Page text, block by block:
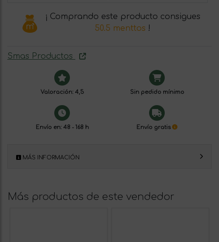
¡ Comprando este producto consigues
50.5 menttos !
Smas Productos
Valoración: 4,5 Sin pedido mínimo
Envío en: 48 - 168 h Envío gratis
MÁS INFORMACIÓN
Más productos de este vendedor